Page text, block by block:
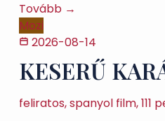
Tovább →
Mozi
2026-08-14
KESERŰ
feliratos, spanyol film, 111